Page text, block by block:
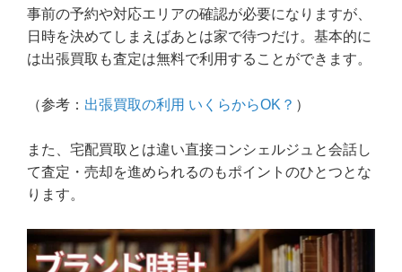
事前の予約や対応エリアの確認が必要になりますが、
日時を決めてしまえばあとは家で待つだけ。基本的に
は出張買取も査定は無料で利用することができます。
（参考： 出張買取の利用 いくらからOK？ ）
また、宅配買取とは違い直接コンシェルジュと会話し
て査定・売却を進められるのもポイントのひとつとな
ります。